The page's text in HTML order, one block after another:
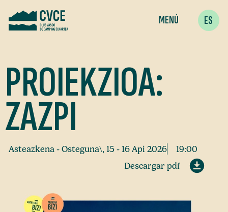
MENÚ ES
PROIEKZIOA:
ZAZPI
Asteazkena - Osteguna\, 15 - 16 Api 2026
19:00
Descargar pdf